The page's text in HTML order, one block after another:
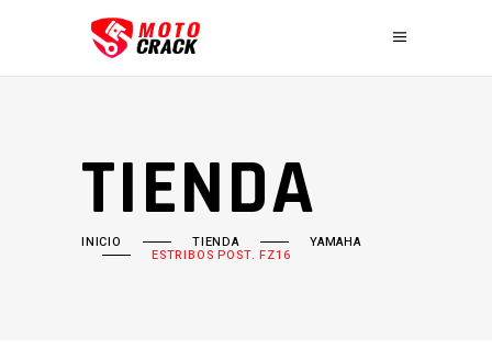
TIENDA
INICIO TIENDA YAMAHA
ESTRIBOS POST. FZ16